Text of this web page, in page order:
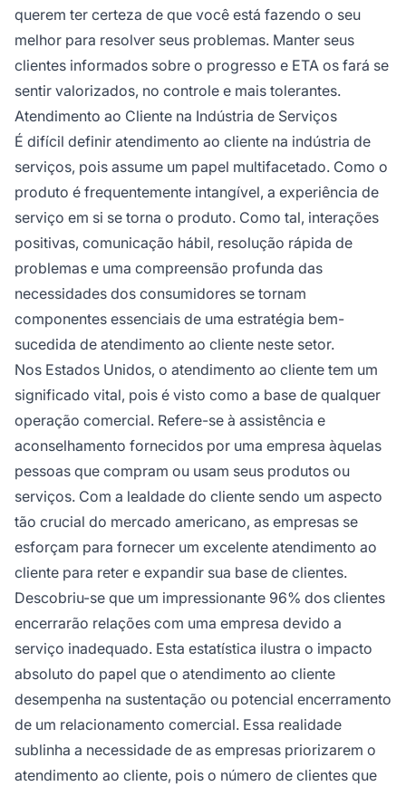
querem ter certeza de que você está fazendo o seu
melhor para resolver seus problemas. Manter seus
clientes informados sobre o progresso e ETA os fará se
sentir valorizados, no controle e mais tolerantes.
Atendimento ao Cliente na Indústria de Serviços
É difícil definir atendimento ao cliente na indústria de
serviços, pois assume um papel multifacetado. Como o
produto é frequentemente intangível, a experiência de
serviço em si se torna o produto. Como tal, interações
positivas, comunicação hábil, resolução rápida de
problemas e uma compreensão profunda das
necessidades dos consumidores se tornam
componentes essenciais de uma estratégia bem-
sucedida de atendimento ao cliente neste setor.
Nos Estados Unidos, o atendimento ao cliente tem um
significado vital, pois é visto como a base de qualquer
operação comercial. Refere-se à assistência e
aconselhamento fornecidos por uma empresa àquelas
pessoas que compram ou usam seus produtos ou
serviços. Com a lealdade do cliente sendo um aspecto
tão crucial do mercado americano, as empresas se
esforçam para fornecer um excelente atendimento ao
cliente para reter e expandir sua base de clientes.
Descobriu-se que um impressionante 96% dos clientes
encerrarão relações com uma empresa devido a
serviço inadequado. Esta estatística ilustra o impacto
absoluto do papel que o atendimento ao cliente
desempenha na sustentação ou potencial encerramento
de um relacionamento comercial. Essa realidade
sublinha a necessidade de as empresas priorizarem o
atendimento ao cliente, pois o número de clientes que